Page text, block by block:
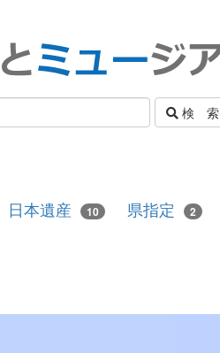
検 索
日本遺産 10 県指定 2